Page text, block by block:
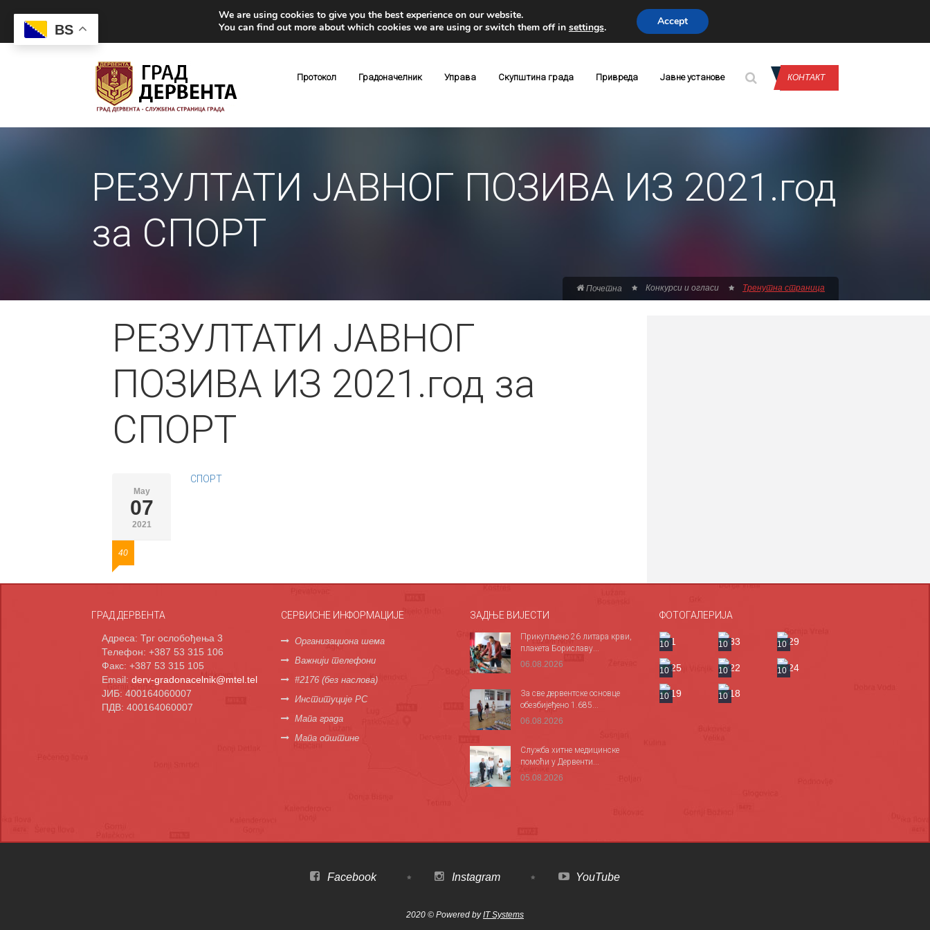
Протокол Градоначелник Управа Скупштина града Привреда Јавне установе КОНТАКТ
РЕЗУЛТАТИ ЈАВНОГ ПОЗИВА ИЗ 2021.год
за СПОРТ
Почетна Конкурси и огласи Тренутна страница
РЕЗУЛТАТИ ЈАВНОГ
ПОЗИВА ИЗ 2021.год за
СПОРТ
May
07
2021
40
СПОРТ
ГРАД ДЕРВЕНТА
Адреса: Трг ослобођења 3
Телефон: +387 53 315 106
Факс: +387 53 315 105
Email: derv-gradonacelnik@mtel.tel
ЈИБ: 400164060007
ПДВ: 400164060007
СЕРВИСНЕ ИНФОРМАЦИЈЕ
Организациона шема
Важнији телефони
#2176 (без наслова)
Институције РС
Мапа града
Мапа општине
ЗАДЊЕ ВИЈЕСТИ
Прикупљено 26 литара крви,
плакета Бориславу...
06.08.2026
За све дервентске основце
обезбијеђено 1.685...
06.08.2026
Служба хитне медицинске
помоћи у Дервенти...
05.08.2026
ФОТОГАЛЕРИЈА
10 10 10
10 10 10
10 10
Facebook Instagram YouTube
2020 © Powered byIT Systems
BS
We are using cookies to give you the best experience on our website.
You can find out more about which cookies we are using or switch them off in settings. Accept